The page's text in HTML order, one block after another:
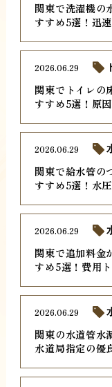
関東で洗濯機の
すすめ5選！迅
関東でトイレの
すすめ5選！原
2026.06.29
関東で給水管の
すすめ5選！水
2026.06.29
関東で追加料金
すめ5選！費用
2026.06.29
関東の水道管水
水道局指定の優
2026.06.29